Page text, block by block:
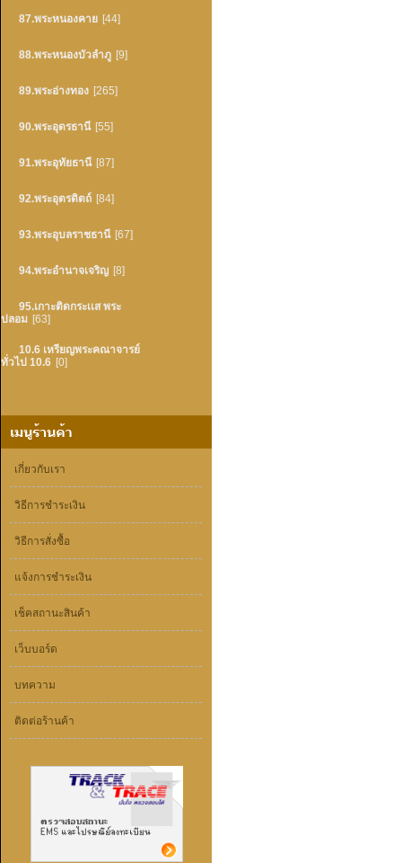
87.พระหนองคาย [44]
88.พระหนองบัวลำภู [9]
89.พระอ่างทอง [265]
90.พระอุดรธานี [55]
91.พระอุทัยธานี [87]
92.พระอุตรดิตถ์ [84]
93.พระอุบลราชธานี [67]
94.พระอำนาจเจริญ [8]
95.เกาะติดกระเเส พระ
ปลอม [63]
10.6 เหรียญพระคณาจารย์
ทั่วไป 10.6 [0]
เกี่ยวกับเรา
วิธีการชำระเงิน
วิธีการสั่งซื้อ
แจ้งการชำระเงิน
เช็คสถานะสินค้า
เว็บบอร์ด
บทความ
ติดต่อร้านค้า